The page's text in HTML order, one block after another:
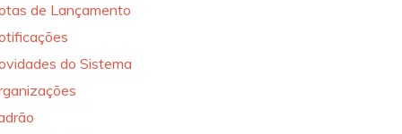
de Lançamento
do Sistema